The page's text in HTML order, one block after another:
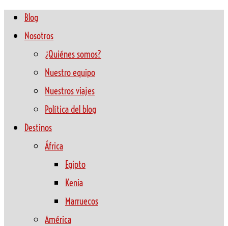
Blog
Nosotros
¿Quiénes somos?
Nuestro equipo
Nuestros viajes
Política del blog
Destinos
África
Egipto
Kenia
Marruecos
América